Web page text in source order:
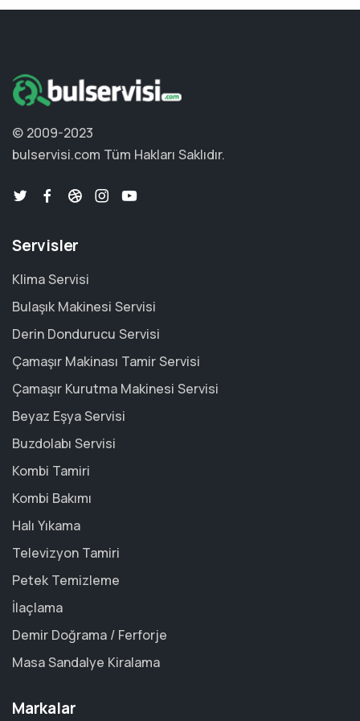
© 2009-2023
bulservisi.com Tüm Hakları Saklıdır.
Servisler
Klima Servisi
Bulaşık Makinesi Servisi
Derin Dondurucu Servisi
Çamaşır Makinası Tamir Servisi
Çamaşır Kurutma Makinesi Servisi
Beyaz Eşya Servisi
Buzdolabı Servisi
Kombi Tamiri
Kombi Bakımı
Halı Yıkama
Televizyon Tamiri
Petek Temizleme
İlaçlama
Demir Doğrama / Ferforje
Masa Sandalye Kiralama
Markalar